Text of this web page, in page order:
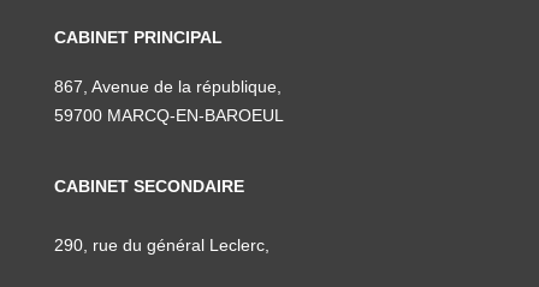
CABINET PRINCIPAL
867, Avenue de la république,
59700 MARCQ-EN-BAROEUL
CABINET SECONDAIRE
290, rue du général Leclerc,